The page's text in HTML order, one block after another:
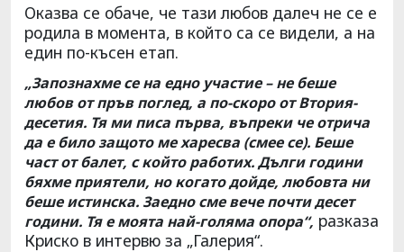
Оказва се обаче, че тази любов далеч не се е
родила в момента, в който са се видели, а на
един по-късен етап.
„Запознахме се на едно участие – не беше
любов от пръв поглед, а по-скоро от Втория-
десетия. Тя ми писа първа, въпреки че отрича
да е било защото ме харесва (смее се). Беше
част от балет, с който работих. Дълги години
бяхме приятели, но когато дойде, любовта ни
беше истинска. Заедно сме вече почти десет
години. Тя е моята най-голяма опора“, разказа
Криско в интервю за „Галерия“.